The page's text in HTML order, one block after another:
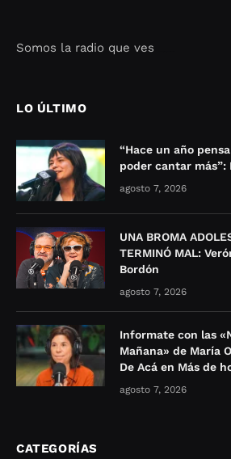
Somos la radio que ves
LO ÚLTIMO
“Hace un año
poder cantar más”:
agosto 7, 2026
UNA BROMA
TERMINÓ MAL:
Bordón
agosto 7, 2026
Informate con las
Mañana» de María
De Acá en Más de
agosto 7, 2026
CATEGORÍAS